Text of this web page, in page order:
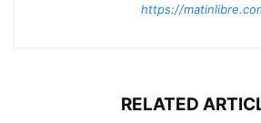
https://
RELATED